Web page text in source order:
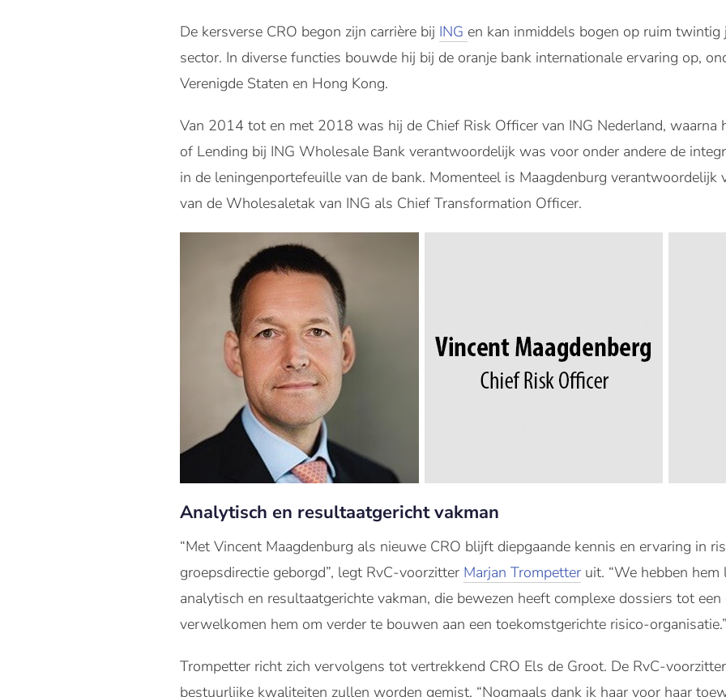
De kersverse CRO begon zijn carrière bij ING en kan inmiddels bogen op ruim twintig
sector. In diverse functies bouwde hij bij de oranje bank internationale ervaring op,
Verenigde Staten en Hong Kong.
Van 2014 tot en met 2018 was hij de Chief Risk Officer van ING Nederland,
of Lending bij ING Wholesale Bank verantwoordelijk was voor onder andere de
in de leningenportefeuille van de bank. Momenteel is Maagdenburg
van de Wholesaletak van ING als Chief Transformation Officer.
Analytisch en resultaatgericht vakman
“Met Vincent Maagdenburg als nieuwe CRO blijft diepgaande kennis en ervaring in
groepsdirectie geborgd”, legt RvC-voorzitter Marjan Trompetter uit. “We hebben
analytisch en resultaatgerichte vakman, die bewezen heeft complexe dossiers tot
verwelkomen hem om verder te bouwen aan een toekomstgerichte risico-
Trompetter richt zich vervolgens tot vertrekkend CRO Els de Groot. De RvC-
bestuurlijke kwaliteiten zullen worden gemist. “Nogmaals dank ik haar voor haar